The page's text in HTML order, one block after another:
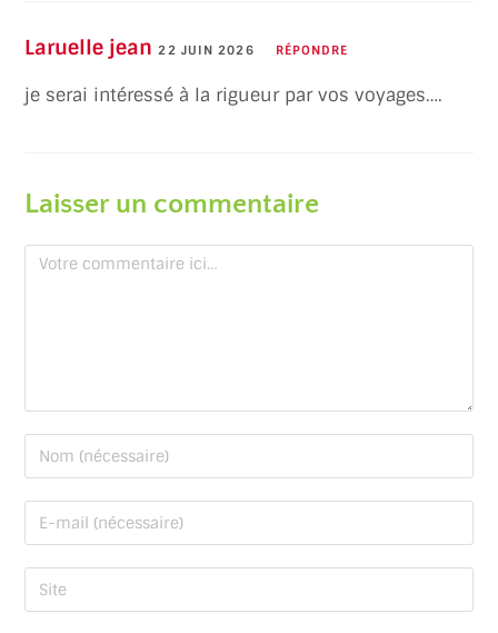
Laruelle jean 22 JUIN 2026 RÉPONDRE
je serai intéressé à la rigueur par vos voyages….
Laisser un commentaire